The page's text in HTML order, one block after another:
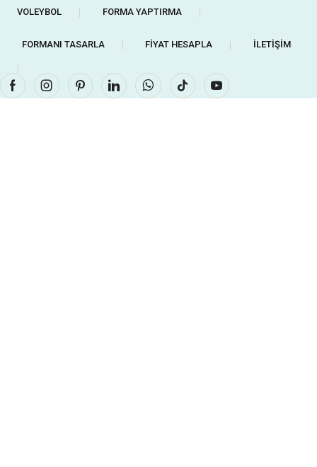
VOLEYBOL ❘ FORMA YAPTIRMA ❘
FORMANI TASARLA ❘ FIYAT HESAPLA ❘ İLETIŞIM
FacebookInstagramPinterestLinkedinWhatsapp
Tik-
Youtube